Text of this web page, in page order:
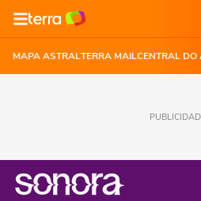
MAPA ASTRALTERRA MAILCENTRAL DO